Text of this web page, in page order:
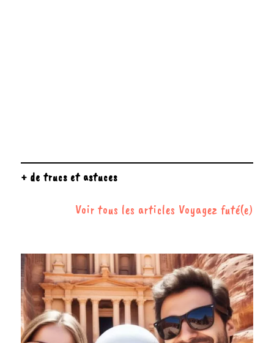
+ de trucs et astuces
Voir tous les articles Voyagez futé(e)